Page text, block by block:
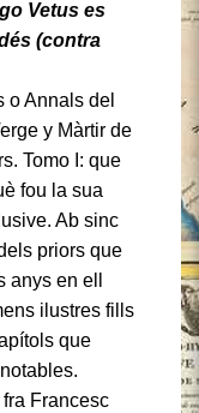
Vetus es
(contra
o Annals del
y Màrtir de
Tomo I: que
fou la sua
Ab sinc
priors que
anys en ell
ilustres fills
que
Francesc